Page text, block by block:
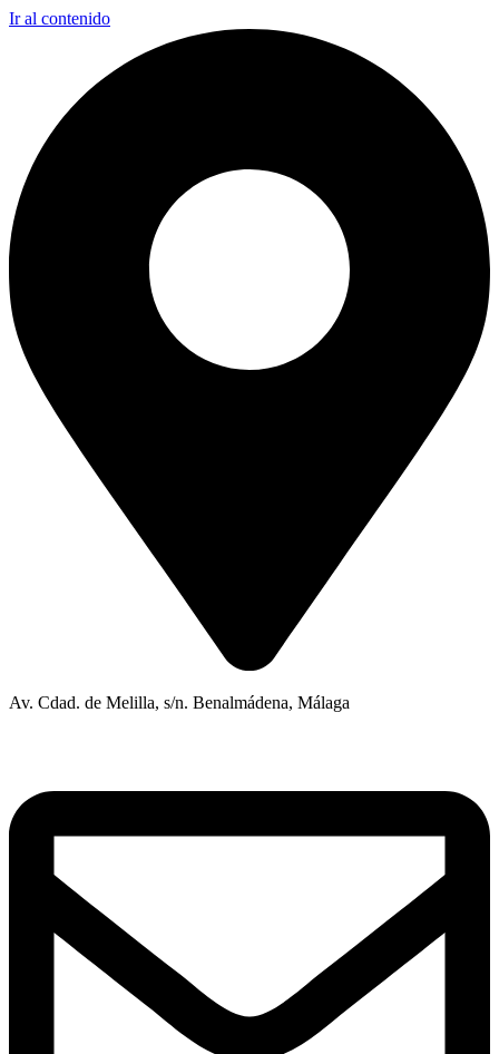
Ir al contenido
Av. Cdad. de Melilla, s/n. Benalmádena, Málaga